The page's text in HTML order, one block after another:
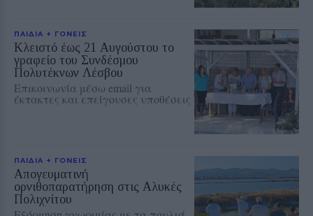
ΠΑΙΔΙΑ + ΓΟΝΕΙΣ
Κλειστό έως 21 Αυγούστου το
γραφείο του Συνδέσμου
Πολυτέκνων Λέσβου
Επικοινωνία μέσω email για
έκτακτες και επείγουσες υποθέσεις
ΠΑΙΔΙΑ + ΓΟΝΕΙΣ
Απογευματινή
ορνιθοπαρατήρηση στις Αλυκές
Πολιχνίτου